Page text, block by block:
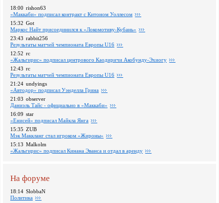
18:00 rishon63
«Маккаби» подписал контракт с Китоном Уоллесом
15:32 Got
Маркос Найт присоединился к «Локомотиву-Кубань»
23:43 rabbit256
Pезультаты матчей чемпионата Европы U16
12:52 rc
«Жальгирис» подписал центрового Каодиричи Акобунду-Эхиогу
12:43 rc
Pезультаты матчей чемпионата Европы U16
21:24 undyings
«Автодор» подписал Уэнделла Грина
21:03 observer
Даниэль Тайс - официально в «Маккаби»
16:09 star
«Енисей» подписал Майкла Янга
15:35 ZUB
Мэк Маккланг стал игроком «Жироны»
15:13 Malkolm
«Жальгирис» подписал Кинана Эванса и отдал в аренду
На форуме
18:14 SlobbaN
Политика